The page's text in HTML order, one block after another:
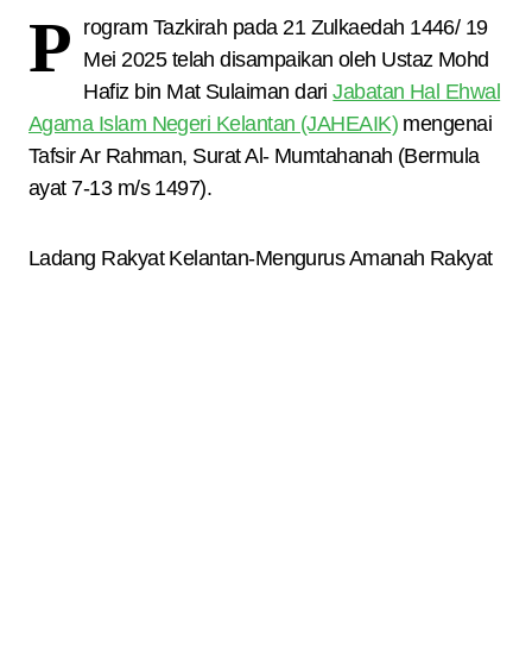
P rogram Tazkirah pada 21 Zulkaedah 1446/ 19
Mei 2025 telah disampaikan oleh Ustaz Mohd
Hafiz bin Mat Sulaiman dariJabatan Hal Ehwal
Agama Islam Negeri Kelantan (JAHEAIK) mengenai
Tafsir Ar Rahman, Surat Al- Mumtahanah (Bermula
ayat 7-13 m/s 1497).
Ladang Rakyat Kelantan-Mengurus Amanah Rakyat